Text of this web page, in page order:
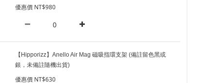
優惠價 NT$980
【Hipporizz】Anello Air Mag 磁吸指環支架 (備註留色黑或
銀，未備註隨機出貨)
優惠價 NT$630